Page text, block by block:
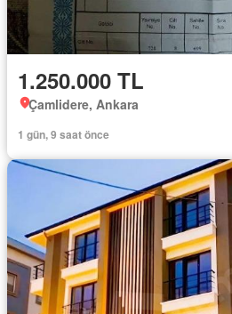
1.250.000 TL
Çamlidere, Ankara
1 gün, 9 saat önce